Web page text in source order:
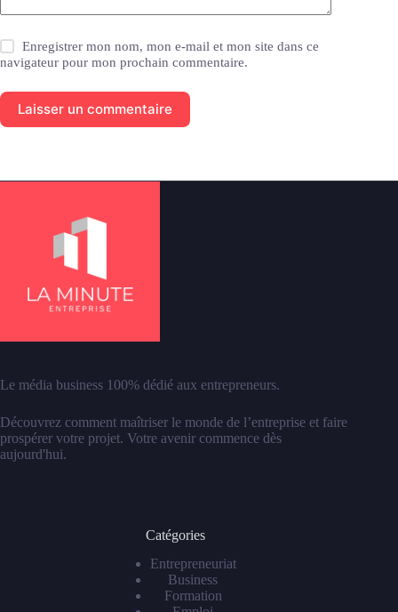
Enregistrer mon nom, mon e-mail et mon site dans ce
navigateur pour mon prochain commentaire.
Laisser un commentaire
Le média business 100% dédié aux entrepreneurs.
Découvrez comment maîtriser le monde de l’entreprise et faire
prospérer votre projet. Votre avenir commence dès
aujourd'hui.
Catégories
Entrepreneuriat
Business
Formation